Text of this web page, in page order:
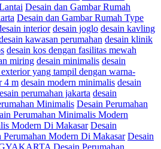
Desain dan Gambar Rumah
Desain dan Gambar Rumah Type
interior desain joglo desain kavling
kawasan perumahan desain klinik
desain kos dengan fasilitas mewah
miring desain minimalis desain
yang tampil dengan warna-
4 m desain modern minimalis desain
perumahan jakarta desain
Minimalis Desain Perumahan
Perumahan Minimalis Modern
Modern Di Makasar Desain
Perumahan Modern Di Makasar Desain
Desain Perumahan